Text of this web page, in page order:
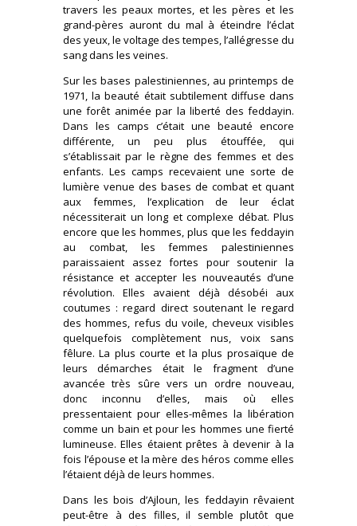
travers les peaux mortes, et les pères et les
grand-pères auront du mal à éteindre l’éclat
des yeux, le voltage des tempes, l’allégresse du
sang dans les veines.
Sur les bases palestiniennes, au printemps de
1971, la beauté était subtilement diffuse dans
une forêt animée par la liberté des feddayin.
Dans les camps c’était une beauté encore
différente, un peu plus étouffée, qui
s’établissait par le règne des femmes et des
enfants. Les camps recevaient une sorte de
lumière venue des bases de combat et quant
aux femmes, l’explication de leur éclat
nécessiterait un long et complexe débat. Plus
encore que les hommes, plus que les feddayin
au combat, les femmes palestiniennes
paraissaient assez fortes pour soutenir la
résistance et accepter les nouveautés d’une
révolution. Elles avaient déjà désobéi aux
coutumes : regard direct soutenant le regard
des hommes, refus du voile, cheveux visibles
quelquefois complètement nus, voix sans
fêlure. La plus courte et la plus prosaïque de
leurs démarches était le fragment d’une
avancée très sûre vers un ordre nouveau,
donc inconnu d’elles, mais où elles
pressentaient pour elles-mêmes la libération
comme un bain et pour les hommes une fierté
lumineuse. Elles étaient prêtes à devenir à la
fois l’épouse et la mère des héros comme elles
l’étaient déjà de leurs hommes.
Dans les bois d’Ajloun, les feddayin rêvaient
peut-être à des filles, il semble plutôt que